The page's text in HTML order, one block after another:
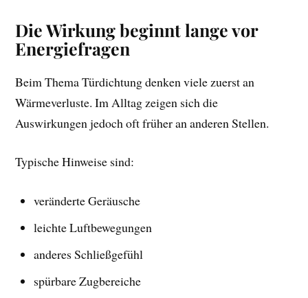
Die Wirkung beginnt lange vor
Energiefragen
Beim Thema Türdichtung denken viele zuerst an
Wärmeverluste. Im Alltag zeigen sich die
Auswirkungen jedoch oft früher an anderen Stellen.
Typische Hinweise sind:
veränderte Geräusche
leichte Luftbewegungen
anderes Schließgefühl
spürbare Zugbereiche